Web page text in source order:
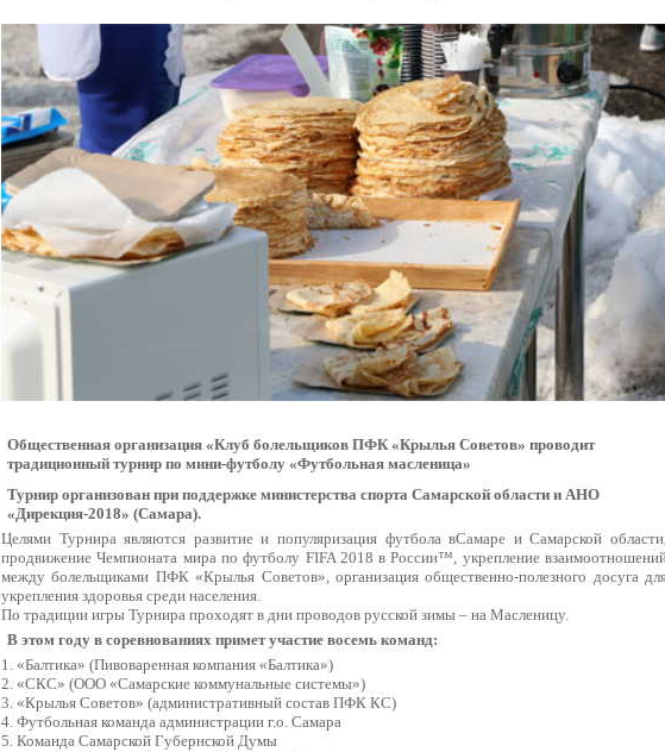
Тюмень
Ярославль
Калининград
Астрахань
Общественная организация «Клуб болельщиков ПФК «Крылья Советов» проводит
традиционный турнир по мини-футболу «Футбольная масленица»
Турнир организован при поддержке министерства спорта Самарской области и АНО
«Дирекция-2018» (Самара).
Целями Турнира являются развитие и популяризация футбола вСамаре и Самарской области,
продвижение Чемпионата мира по футболу FIFA 2018 в России™, укрепление
между болельщиками ПФК «Крылья Советов», организация общественно-полезного досуга
укрепления здоровья среди населения.
По традиции игры Турнира проходят в дни проводов русской зимы – на Масленицу.
В этом году в соревнованиях примет участие восемь команд:
1. «Балтика» (Пивоваренная компания «Балтика»)
2. «СКС» (ООО «Самарские коммунальные системы»)
3. «Крылья Советов» (административный состав ПФК КС)
4. Футбольная команда администрации г.о. Самара
5. Команда Самарской Губернской Думы